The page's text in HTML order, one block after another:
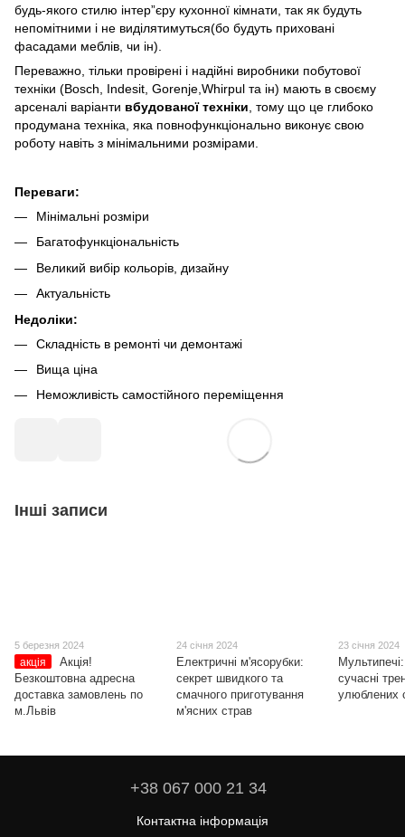
будь-якого стилю інтер”єру кухонної кімнати, так як будуть
непомітними і не виділятимуться(бо будуть приховані
фасадами меблів, чи ін).
Переважно, тільки провірені і надійні виробники побутової
техніки (Bosch, Indesit, Gorenje,Whirpul та ін) мають в своєму
арсеналі варіанти вбудованої техніки , тому що це глибоко
продумана техніка, яка повнофункціонально виконує свою
роботу навіть з мінімальними розмірами.
Переваги:
Мінімальні розміри
Багатофункціональність
Великий вибір кольорів, дизайну
Актуальність
Недоліки:
Складність в ремонті чи демонтажі
Вища ціна
Неможливість самостійного переміщення
Інші записи
5 березня 2024
акція
Акція!
Безкоштовна адресна
доставка замовлень по
м.Львів
24 січня 2024
Електричні м'ясорубки:
секрет швидкого та
смачного приготування
м'ясних страв
23 січня 2024
Мультипечі:
сучасні
улюблених
+38 067 000 21 34
Контактна інформація